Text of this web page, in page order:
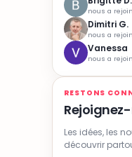
nous a
Dimitri G.
nous a
Vanessa
nous a
RESTONS
Les idées, les
découvrir